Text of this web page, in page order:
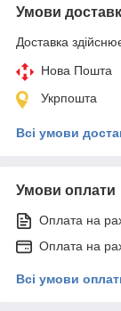
Умови
Доставка
Нова Пошта
Укрпошта
Всі умови
Умови оплати
Оплата на
Оплата на
Всі умови